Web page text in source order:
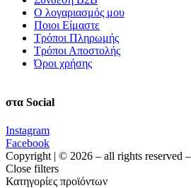
Ο λογαριασμός μου
Ποιοι Είμαστε
Τρόποι Πληρωμής
Τρόποι Αποστολής
Όροι χρήσης
στα Social
Instagram
Facebook
Copyright | © 2026 – all rights reserved –
Close filters
Κατηγορίες προϊόντων